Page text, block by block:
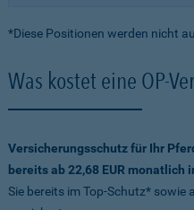
*Diese Positionen werden nicht
Was kostet eine OP-
Versicherungsschutz für Ihr
bereits ab 22,68 EUR monatlich
Sie bereits im Top-Schutz* sowie